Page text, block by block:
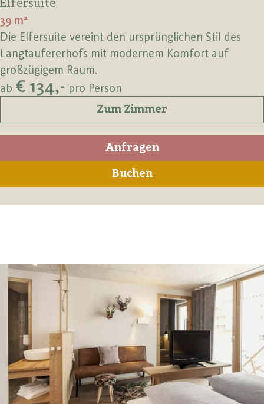
Elfersuite
39 m²
Die Elfersuite vereint den ursprünglichen Stil des
Langtaufererhofs mit modernem Komfort auf
großzügigem Raum.
ab € 134,- pro Person
Zum Zimmer
Anfragen
Buchen